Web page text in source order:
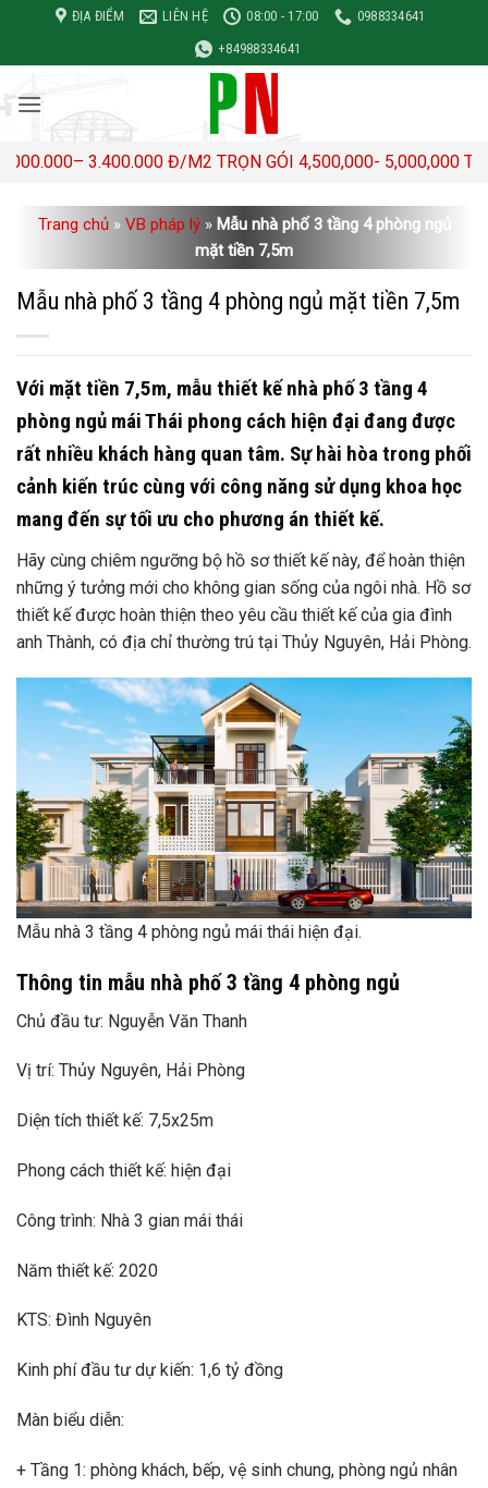
nội
dung
ĐỊA ĐIỂM LIÊN HỆ 08:00 - 17:00
0988334641
+84988334641
3.400.000 Đ/M2 TRỌN GÓI 4,500,000- 5,000,000 TRIỆU Đ/M
Trang chủ » VB pháp lý » Mẫu nhà phố 3 tầng 4 phòng ngủ
mặt tiền 7,5m
Mẫu nhà phố 3 tầng 4 phòng ngủ mặt tiền 7,5m
Với mặt tiền 7,5m, mẫu thiết kế nhà phố 3 tầng 4
phòng ngủ mái Thái phong cách hiện đại đang được
rất nhiều khách hàng quan tâm. Sự hài hòa trong phối
cảnh kiến ​​trúc cùng với công năng sử dụng khoa học
mang đến sự tối ưu cho phương án thiết kế.
Hãy cùng chiêm ngưỡng bộ hồ sơ thiết kế này, để hoàn thiện
những ý tưởng mới cho không gian sống của ngôi nhà. Hồ sơ
thiết kế được hoàn thiện theo yêu cầu thiết kế của gia đình
anh Thành, có địa chỉ thường trú tại Thủy Nguyên, Hải Phòng.
Mẫu nhà 3 tầng 4 phòng ngủ mái thái hiện đại.
Thông tin mẫu nhà phố 3 tầng 4 phòng ngủ
Chủ đầu tư: Nguyễn Văn Thanh
Vị trí: Thủy Nguyên, Hải Phòng
Diện tích thiết kế: 7,5x25m
Phong cách thiết kế: hiện đại
Công trình: Nhà 3 gian mái thái
Năm thiết kế: 2020
KTS: Đình Nguyên
Kinh phí đầu tư dự kiến: 1,6 tỷ đồng
Màn biểu diễn:
+ Tầng 1: phòng khách, bếp, vệ sinh chung, phòng ngủ nhân